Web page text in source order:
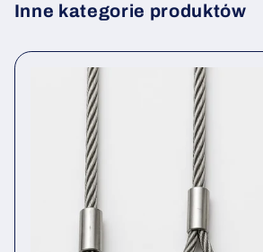
Inne kategorie produktów